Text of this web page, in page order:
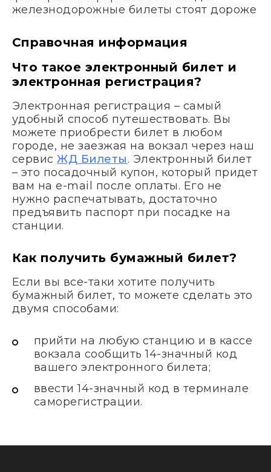
железнодорожные билеты стоят дороже
Справочная информация
Что такое электронный билет и
электронная регистрация?
Электронная регистрация – самый
удобный способ путешествовать. Вы
можете приобрести билет в любом
городе, не заезжая на вокзал через наш
сервисЖД Билеты. Электронный билет
– это посадочный купон, который придет
вам на e-mail после оплаты. Его не
нужно распечатывать, достаточно
предъявить паспорт при посадке на
станции.
Как получить бумажный билет?
Если вы все-таки хотите получить
бумажный билет, то можете сделать это
двумя способами:
прийти на любую станцию и в кассе
вокзала сообщить 14-значный код
вашего электронного билета;
ввести 14-значный код в терминале
саморегистрации.